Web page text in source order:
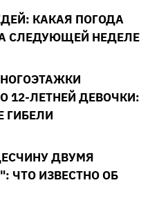
КАКАЯ ПОГОДА
СЛЕДУЮЩЕЙ НЕДЕЛЕ
12-ЛЕТНЕЙ ДЕВОЧКИ:
ГИБЕЛИ
ДВУМЯ
ЧТО ИЗВЕСТНО ОБ